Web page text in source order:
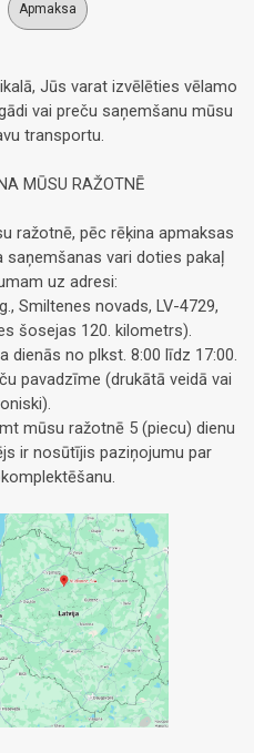
Apmaksa
Jūs varat izvēlēties vēlamo
vai preču saņemšanu mūsu
transportu.
MŪSU RAŽOTNĒ
ražotnē, pēc rēķina apmaksas
vari doties pakaļ
uz adresi:
Smiltenes novads, LV-4729,
šosejas 120. kilometrs).
dienās no plkst. 8:00 līdz 17:00.
pavadzīme (drukātā veidā vai
mūsu ražotnē 5 (piecu) dienu
ir nosūtījis paziņojumu par